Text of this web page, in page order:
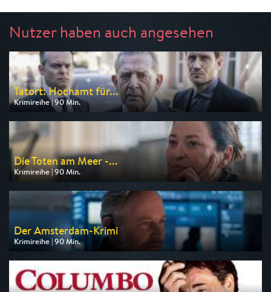
Nutzer haben auch angesehen
Tatort: Hochamt für...
Krimireihe | 90 Min.
Ausgestrahlt von BR
am 08.08.2026, 20:15
Die Toten am Meer -...
Krimireihe | 90 Min.
Ausgestrahlt von ARD
am 08.08.2026, 20:15
Der Amsterdam-Krimi
Krimireihe | 90 Min.
Ausgestrahlt von ARD
am 13.08.2026, 20:15